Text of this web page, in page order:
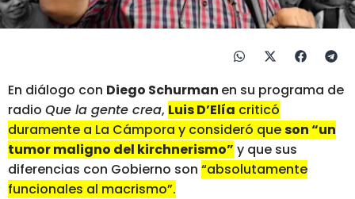
En diálogo con Diego Schurman en su programa de
radio Que la gente crea, Luis D’Elía criticó
duramente a La Cámpora y consideró queson “un
tumor maligno del kirchnerismo” y que sus
diferencias con Gobierno son “absolutamente
funcionales al macrismo”.